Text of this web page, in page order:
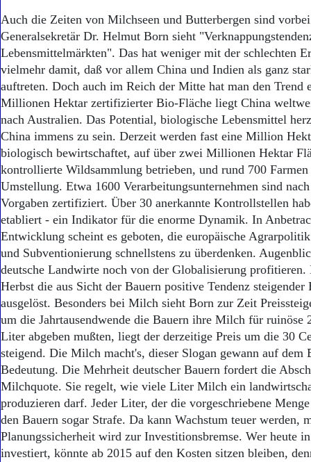
Auch die Zeiten von Milchseen und Butterbergen sind
Generalsekretär Dr. Helmut Born sieht
Lebensmittelmärkten". Das hat weniger mit der schlechten
vielmehr damit, daß vor allem China und Indien als ganz
auftreten. Doch auch im Reich der Mitte hat man den Trend
Millionen Hektar zertifizierter Bio-Fläche liegt China
nach Australien. Das Potential, biologische Lebensmittel
China immens zu sein. Derzeit werden fast eine Million
biologisch bewirtschaftet, auf über zwei Millionen Hektar
kontrollierte Wildsammlung betrieben, und rund 700
Umstellung. Etwa 1600 Verarbeitungsunternehmen sind
Vorgaben zertifiziert. Über 30 anerkannte Kontrollstellen
etabliert - ein Indikator für die enorme Dynamik. In
Entwicklung scheint es geboten, die europäische
und Subventionierung schnellstens zu überdenken.
deutsche Landwirte noch von der Globalisierung profitieren.
Herbst die aus Sicht der Bauern positive Tendenz steigender
ausgelöst. Besonders bei Milch sieht Born zur Zeit
um die Jahrtausendwende die Bauern ihre Milch für ruinöse
Liter abgeben mußten, liegt der derzeitige Preis um die 30
steigend. Die Milch macht's, dieser Slogan gewann auf dem
Bedeutung. Die Mehrheit deutscher Bauern fordert die
Milchquote. Sie regelt, wie viele Liter Milch ein
produzieren darf. Jeder Liter, der die vorgeschriebene
den Bauern sogar Strafe. Da kann Wachstum teuer werden,
Planungssicherheit wird zur Investitionsbremse. Wer heute
investiert, könnte ab 2015 auf den Kosten sitzen bleiben,